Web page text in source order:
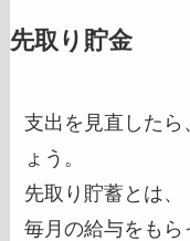
先取り貯金
支出を見直したら
ょう。
先取り貯蓄とは、
毎月の給与をもら